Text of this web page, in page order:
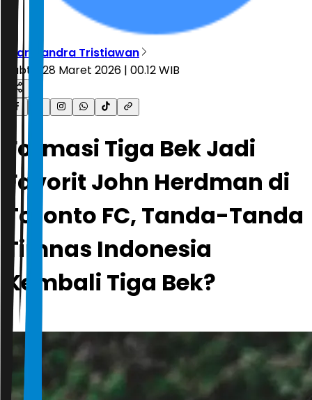
Diar Candra Tristiawan
Sabtu, 28 Maret 2026 | 00.12 WIB
Formasi Tiga Bek Jadi
Favorit John Herdman di
Toronto FC, Tanda-Tanda
Timnas Indonesia
Kembali Tiga Bek?